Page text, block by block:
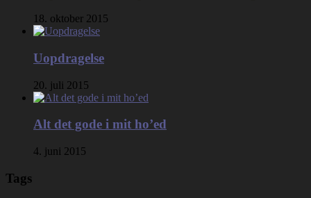
18. oktober 2015
Uopdragelse
20. juli 2015
Alt det gode i mit ho’ed
4. juni 2015
Tags